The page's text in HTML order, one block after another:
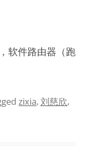
，软件路由器（跑
zixia,刘慈欣,